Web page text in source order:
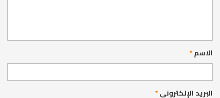
الاسم*
البريد الإلكتروني*